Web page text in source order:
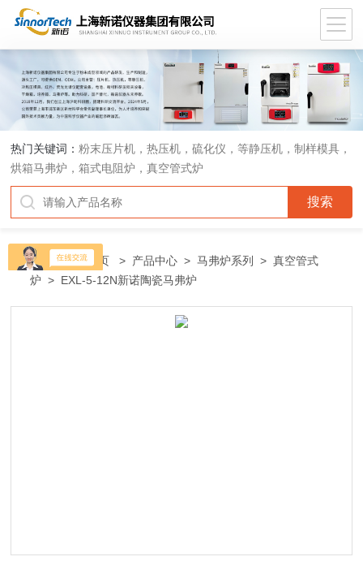
热门关键词：粉末压片机，热压机，硫化仪，等静压机，制样模具，
烘箱马弗炉，箱式电阻炉，真空管式炉
当前位置：首页 > 产品中心 >马弗炉系列 >真空管式
炉 > EXL-5-12N新诺陶瓷马弗炉